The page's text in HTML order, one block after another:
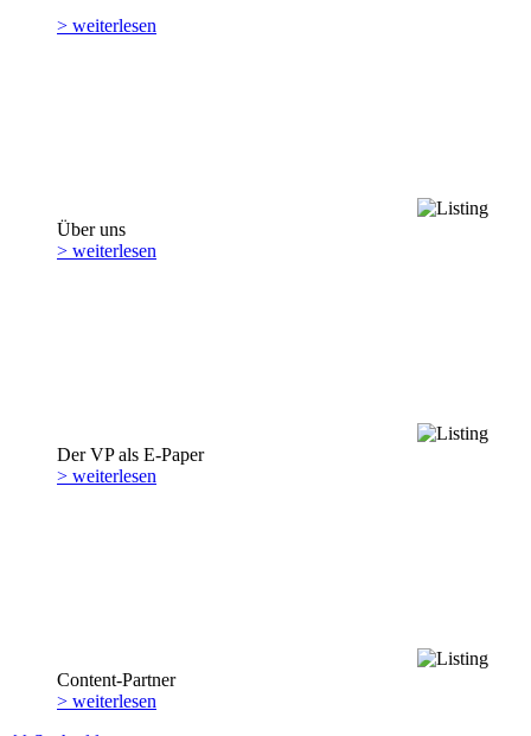
> weiterlesen
Über uns
> weiterlesen
Der VP als E-Paper
> weiterlesen
Content-Partner
> weiterlesen